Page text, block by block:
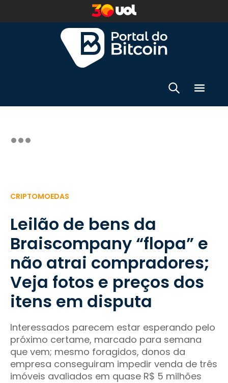
CRIPTOMOEDAS
Leilão de bens da
Braiscompany “flopa” e
não atrai compradores;
Veja fotos e preços dos
itens em disputa
Interessados parecem estar esperando pelo
próximo certame, marcado para semana
que vem; mesmo foragidos, donos da
empresa conseguiram impedir venda de três
imóveis avaliados em quase R$ 5 milhões